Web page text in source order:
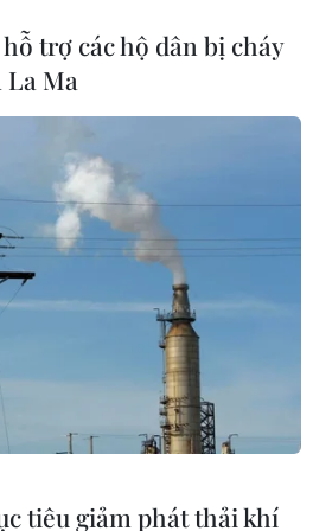
góp khoảng 20 tỷ USD
Ban Nha phát hành tem
trợ các hộ dân bị cháy
Ma
tiêu giảm phát thải khí